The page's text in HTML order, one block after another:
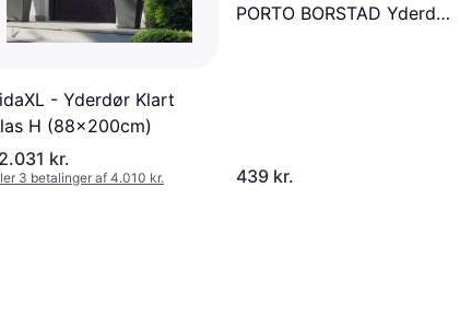
- Yderdør Klart
H (88x200cm)
kr.
3 betalinger af 4.010 kr.
PORTO BORSTAD Yderdør
439 kr.